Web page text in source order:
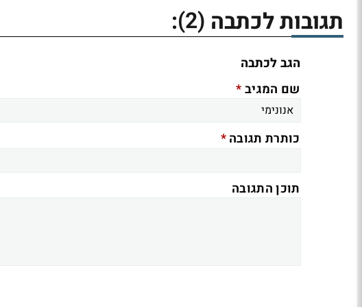
תגובות לכתבה (2)
:
הגב לכתבה
שם המגיב*
כותרת תגובה*
תוכן התגובה